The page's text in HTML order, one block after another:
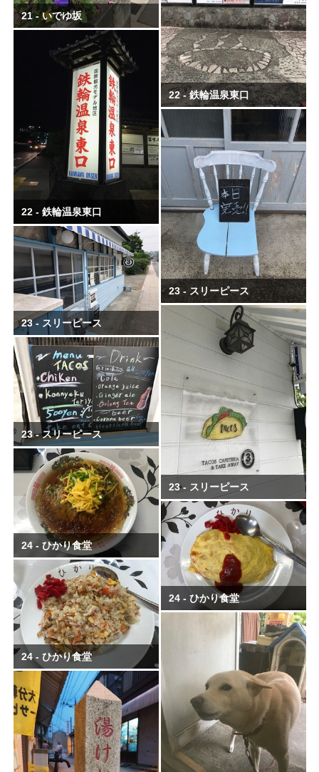
21 - いでゆ坂
22 - 鉄輪温泉東口
22 - 鉄輪温泉東口
23 - スリーピース
23 - スリーピース
23 - スリーピース
23 - スリーピース
24 - ひかり食堂
24 - ひかり食堂
24 - ひかり食堂